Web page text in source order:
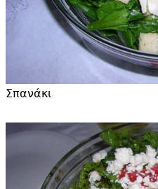
Σπανάκι